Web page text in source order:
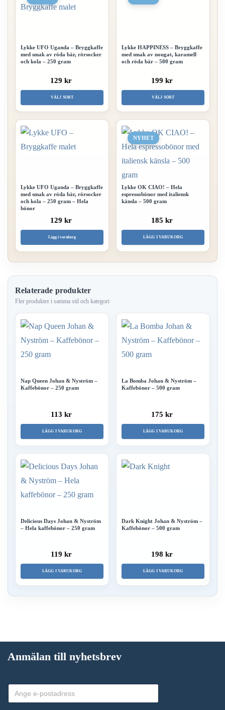
Lykke UFO Uganda – Bryggkaffe
med smak av röda bär, rörsocker
och kola – 250 gram
129 kr
VÄLJ SORT
Den
här
produkten
varianter.
alternativen
väljas
på
produktsidan
Lykke HAPPINESS – Bryggkaffe
med smak av nougat, karamell
och röda bär – 500 gram
199 kr
VÄLJ SORT
Den
här
väljas
på
Lykke UFO Uganda – Bryggkaffe
med smak av röda bär, rörsocker
och kola – 250 gram – Hela
bönor
129 kr
Lägg i varukorg
NYHET
Lykke OK CIAO! – Hela
espressobönor med italiensk
känsla – 500 gram
185 kr
LÄGG I VARUKORG
Relaterade produkter
Nap Queen Johan & Nyström –
Kaffebönor – 250 gram
113 kr
LÄGG I VARUKORG
La Bomba Johan & Nyström –
Kaffebönor – 500 gram
175 kr
LÄGG I VARUKORG
Delicious Days Johan & Nyström
– Hela kaffebönor – 250 gram
119 kr
LÄGG I VARUKORG
Dark Knight Johan & Nyström –
Kaffebönor – 500 gram
198 kr
LÄGG I VARUKORG
Anmälan till nyhetsbrev